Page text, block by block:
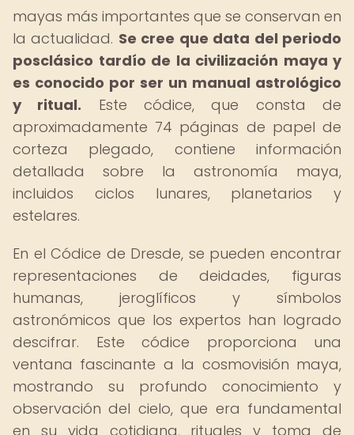
mayas más importantes que se conservan en
la actualidad. Se cree que data del periodo
posclásico tardío de la civilización maya y
es conocido por ser un manual astrológico
y ritual. Este códice, que consta de
aproximadamente 74 páginas de papel de
corteza plegado, contiene información
detallada sobre la astronomía maya,
incluidos ciclos lunares, planetarios y
estelares.
En el Códice de Dresde, se pueden encontrar
representaciones de deidades, figuras
humanas, jeroglíficos y símbolos
astronómicos que los expertos han logrado
descifrar. Este códice proporciona una
ventana fascinante a la cosmovisión maya,
mostrando su profundo conocimiento y
observación del cielo, que era fundamental
en su vida cotidiana, rituales y toma de